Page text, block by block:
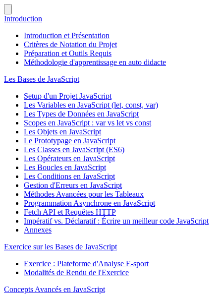
Introduction
Introduction et Présentation
Critères de Notation du Projet
Préparation et Outils Requis
Méthodologie d'apprentissage en auto didacte
Les Bases de JavaScript
Setup d'un Projet JavaScript
Les Variables en JavaScript (let, const, var)
Les Types de Données en JavaScript
Scopes en JavaScript : var vs let vs const
Les Objets en JavaScript
Le Prototypage en JavaScript
Les Classes en JavaScript (ES6)
Les Opérateurs en JavaScript
Les Boucles en JavaScript
Les Conditions en JavaScript
Gestion d'Erreurs en JavaScript
Méthodes Avancées pour les Tableaux
Programmation Asynchrone en JavaScript
Fetch API et Requêtes HTTP
Impératif vs. Déclaratif : Écrire un meilleur code JavaScript
Annexes
Exercice sur les Bases de JavaScript
Exercice : Plateforme d'Analyse E-sport
Modalités de Rendu de l'Exercice
Concepts Avancés en JavaScript